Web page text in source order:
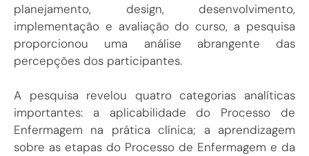
planejamento, design, desenvolvimento,
implementação e avaliação do curso, a pesquisa
proporcionou uma análise abrangente das
percepções dos participantes.
A pesquisa revelou quatro categorias analíticas
importantes: a aplicabilidade do Processo de
Enfermagem na prática clínica; a aprendizagem
sobre as etapas do Processo de Enfermagem e da